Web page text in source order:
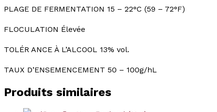
PLAGE DE FERMENTATION 15 – 22°C (59 – 72°F)
FLOCULATION Élevée
TOLÉR ANCE À L’ALCOOL 13% vol.
TAUX D’ENSEMENCEMENT 50 – 100g/hL
Produits similaires